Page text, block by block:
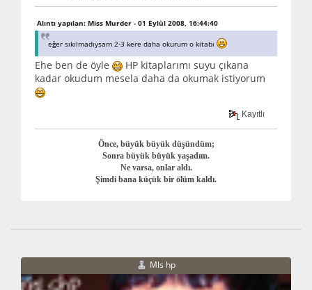
Alıntı yapılan: Miss Murder - 01 Eylül 2008, 16:44:40
eğer sıkılmadıysam 2-3 kere daha okurum o kitabı
Ehe ben de öyle
HP kitaplarımı suyu çıkana
kadar okudum mesela daha da okumak istiyorum
Kayıtlı
Önce, büyük büyük düşündüm;
Sonra büyük büyük yaşadım.
Ne varsa, onlar aldı.
Şimdi bana küçük bir ölüm kaldı.
Mls hp